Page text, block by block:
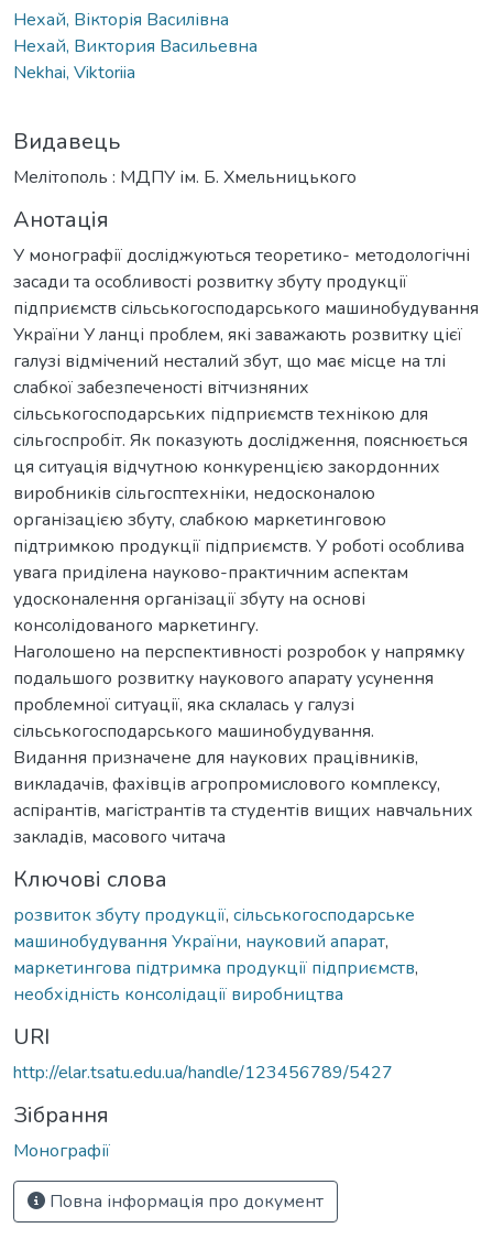
Нехай, Вікторія Василівна
Нехай, Виктория Васильевна
Nekhai, Viktoriia
Видавець
Мелітополь : МДПУ ім. Б. Хмельницького
Анотація
У монографії досліджуються теоретико- методологічні
засади та особливості розвитку збуту продукції
підприємств сільськогосподарського машинобудування
України У ланці проблем, які заважають розвитку цієї
галузі відмічений несталий збут, що має місце на тлі
слабкої забезпеченості вітчизняних
сільськогосподарських підприємств технікою для
сільгоспробіт. Як показують дослідження, пояснюється
ця ситуація відчутною конкуренцією закордонних
виробників сільгосптехніки, недосконалою
організацією збуту, слабкою маркетинговою
підтримкою продукції підприємств. У роботі особлива
увага приділена науково-практичним аспектам
удосконалення організації збуту на основі
консолідованого маркетингу.
Наголошено на перспективності розробок у напрямку
подальшого розвитку наукового апарату усунення
проблемної ситуації, яка склалась у галузі
сільськогосподарського машинобудування.
Видання призначене для наукових працівників,
викладачів, фахівців агропромислового комплексу,
аспірантів, магістрантів та студентів вищих навчальних
закладів, масового читача
Ключові слова
розвиток збуту продукції, сільськогосподарське
машинобудування України, науковий апарат,
маркетингова підтримка продукції підприємств,
необхідність консолідації виробництва
URI
http://elar.tsatu.edu.ua/handle/123456789/5427
Зібрання
Монографії
Повна інформація про документ